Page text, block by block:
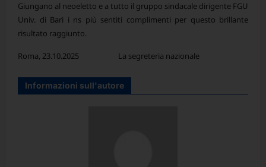
Giungano al neoeletto e a tutto il gruppo sindacale dirigente FGU
Univ. di Bari i ns più sentiti complimenti per questo brillante
risultato raggiunto.
Roma, 23.10.2025 La segreteria nazionale
Informazioni sull'autore